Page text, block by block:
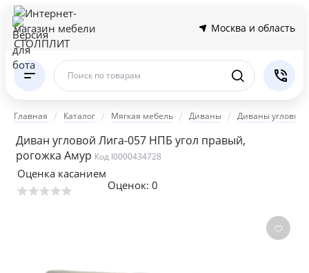
Москва и область
Поиск по товарам
Главная Каталог Мягкая мебель Диваны Диваны угловые
Диван угловой Лига-057 НПБ угол правый,
рогожка Амур Код I0000434728
Оценка касанием
Оценок: 0